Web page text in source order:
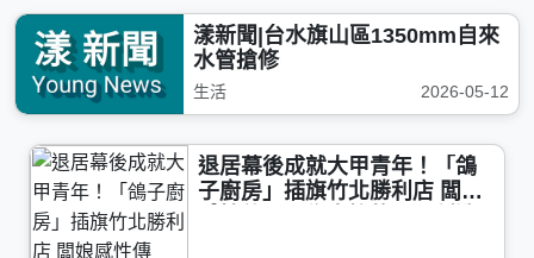
漾新聞|台水旗山區1350mm自來
水管搶修
生活 2026-05-12
退居幕後成就大甲青年！「鴿
子廚房」插旗竹北勝利店 闆娘